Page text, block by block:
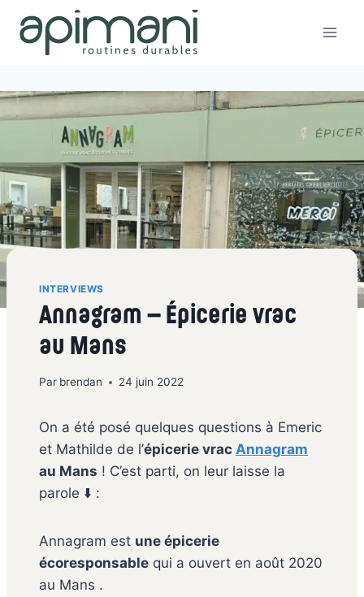
contenu
INTERVIEWS
Annagram – Épicerie vrac
au Mans
Par brendan 24 juin 2022
On a été posé quelques questions à Emeric
et Mathilde de l’épicerie vrac Annagram
au Mans ! C’est parti, on leur laisse la
parole ⬇️ :
Annagram est une épicerie
écoresponsable qui a ouvert en août 2020
au Mans .